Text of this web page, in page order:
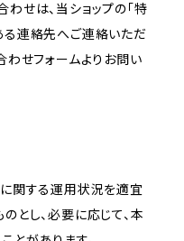
せは、当ショップの「特
る連絡先へご連絡いただ
わせフォームよりお問い
関する運用状況を適宜
とし、必要に応じて、本